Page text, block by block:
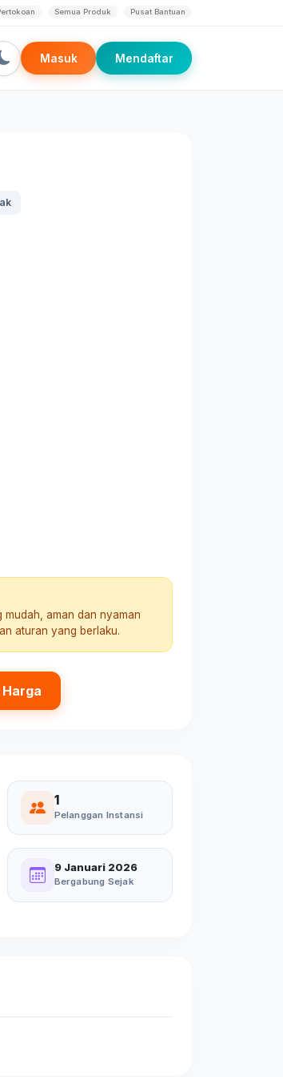
Semua Produk Pusat Bantuan
Masuk Mendaftar
aman dan nyaman
aturan yang berlaku.
1
Pelanggan Instansi
9 Januari 2026
Bergabung Sejak